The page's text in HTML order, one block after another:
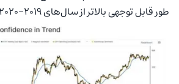
طور قابل توجهی بالاتر از سال‌های 2019-2020 و 2021 است.